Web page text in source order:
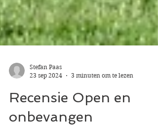
23 sep 2024
3 minuten om te lezen
Recensie Open en